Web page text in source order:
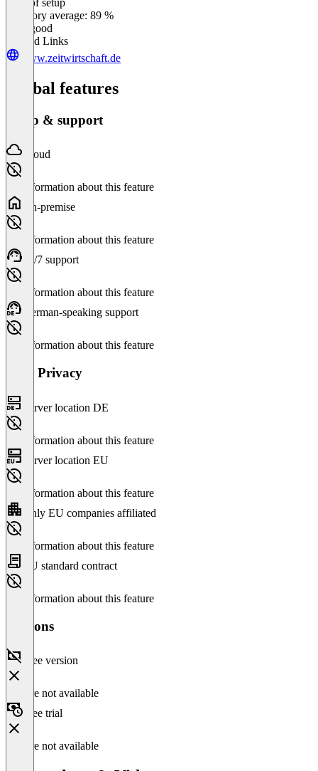
Category average: 89 %
Very good
Related Links
www.zeitwirtschaft.de
Global features
Setup & support
Cloud
No information about this feature
On-premise
No information about this feature
24/7 support
No information about this feature
German-speaking support
No information about this feature
Data Privacy
Server location DE
No information about this feature
Server location EU
No information about this feature
Only EU companies affiliated
No information about this feature
EU standard contract
No information about this feature
Versions
Free version
Feature not available
Free trial
Feature not available